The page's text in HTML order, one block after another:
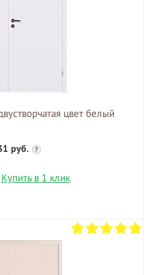
цвет белый
руб. ?
Купить в 1 клик